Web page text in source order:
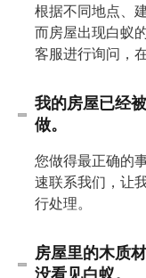
根据不同地点、
而房屋出现白蚁
客服进行询问，
我的房屋已经
做。
您做得最正确的
速联系我们，让
行处理。
房屋里的木质